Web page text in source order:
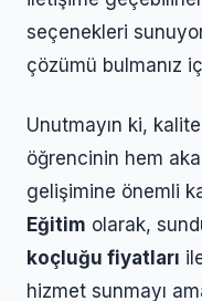
seçenekleri
çözümü bulmanız
Unutmayın ki,
öğrencinin hem
gelişimine önemli
Eğitim olarak,
koçluğu fiyatları
hizmet sunmayı